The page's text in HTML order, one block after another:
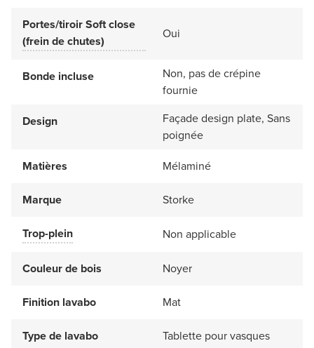
Portes/tiroir Soft close
(frein de chutes)
Oui
Bonde incluse
Non, pas de crépine
fournie
Design
Façade design plate, Sans
poignée
Matières
Mélaminé
Marque Storke
Trop-plein Non applicable
Couleur de bois Noyer
Finition lavabo Mat
Type de lavabo Tablette pour vasques